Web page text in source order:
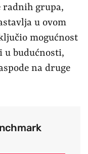
grupa,
u ovom
mogućnost
u budućnosti,
na druge